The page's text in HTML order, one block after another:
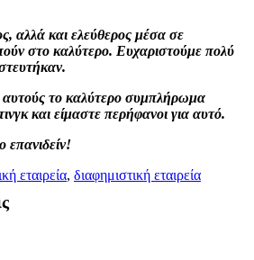
αλλά και ελεύθερος μέσα σε
στο καλύτερο. Ευχαριστούμε πολύ
αυτούς το καλύτερο συμπλήρωμα
και είμαστε περήφανοι για αυτό.
επανιδείν!
εταιρεία, διαφημιστική εταιρεία